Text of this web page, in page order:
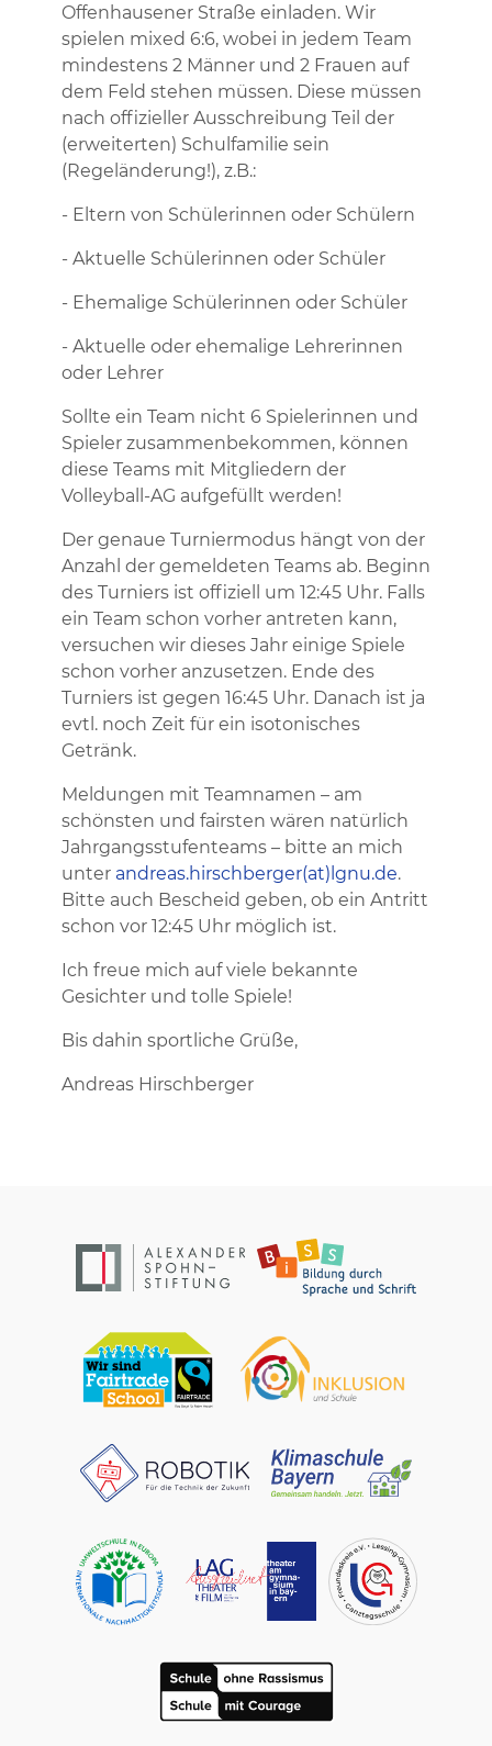
Offenhausener Straße einladen. Wir
spielen mixed 6:6, wobei in jedem Team
mindestens 2 Männer und 2 Frauen auf
dem Feld stehen müssen. Diese müssen
nach offizieller Ausschreibung Teil der
(erweiterten) Schulfamilie sein
(Regeländerung!), z.B.:
- Eltern von Schülerinnen oder Schülern
- Aktuelle Schülerinnen oder Schüler
- Ehemalige Schülerinnen oder Schüler
- Aktuelle oder ehemalige Lehrerinnen
oder Lehrer
Sollte ein Team nicht 6 Spielerinnen und
Spieler zusammenbekommen, können
diese Teams mit Mitgliedern der
Volleyball-AG aufgefüllt werden!
Der genaue Turniermodus hängt von der
Anzahl der gemeldeten Teams ab. Beginn
des Turniers ist offiziell um 12:45 Uhr. Falls
ein Team schon vorher antreten kann,
versuchen wir dieses Jahr einige Spiele
schon vorher anzusetzen. Ende des
Turniers ist gegen 16:45 Uhr. Danach ist ja
evtl. noch Zeit für ein isotonisches
Getränk.
Meldungen mit Teamnamen – am
schönsten und fairsten wären natürlich
Jahrgangsstufenteams – bitte an mich
unter andreas.hirschberger(at)lgnu.de.
Bitte auch Bescheid geben, ob ein Antritt
schon vor 12:45 Uhr möglich ist.
Ich freue mich auf viele bekannte
Gesichter und tolle Spiele!
Bis dahin sportliche Grüße,
Andreas Hirschberger